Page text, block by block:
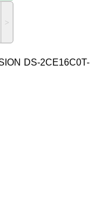
˃
DS-2CE16C0T-